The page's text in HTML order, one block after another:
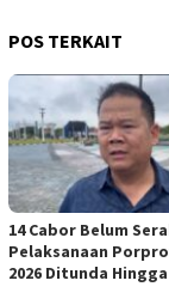
POS TERKAIT
14 Cabor Belum
Pelaksanaan
2026 Ditunda